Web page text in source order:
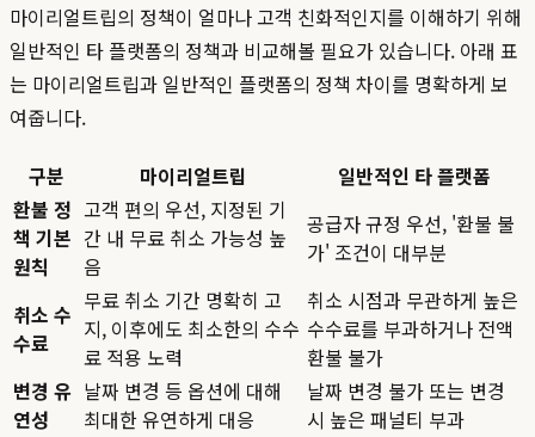
마이리얼트립의 정책이 얼마나 고객 친화적인지를 이해하기 위해
일반적인 타 플랫폼의 정책과 비교해볼 필요가 있습니다. 아래 표
는 마이리얼트립과 일반적인 플랫폼의 정책 차이를 명확하게 보
여줍니다.
구분 마이리얼트립
일반적인 타 플랫폼
환불 정
책 기본
원칙
고객 편의 우선, 지정된 기
간 내 무료 취소 가능성 높
음
공급자 규정 우선, '환불 불
가' 조건이 대부분
취소 수
수료
무료 취소 기간 명확히 고
지, 이후에도 최소한의 수수
료 적용 노력
취소 시점과 무관하게 높은
수수료를 부과하거나 전액
환불 불가
변경 유
연성
날짜 변경 등 옵션에 대해
최대한 유연하게 대응
날짜 변경 불가 또는 변경
시 높은 패널티 부과